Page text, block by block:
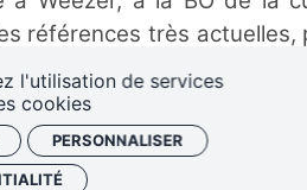
références très
1er degré et
interpellent par leur
intarissable, c’est celui de
l'utilisation de services
cookies
PERSONNALISER